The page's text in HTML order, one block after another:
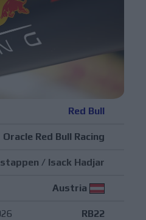
Red Bull
Oracle Red Bull Racing
/ Isack Hadjar
Austria
RB22